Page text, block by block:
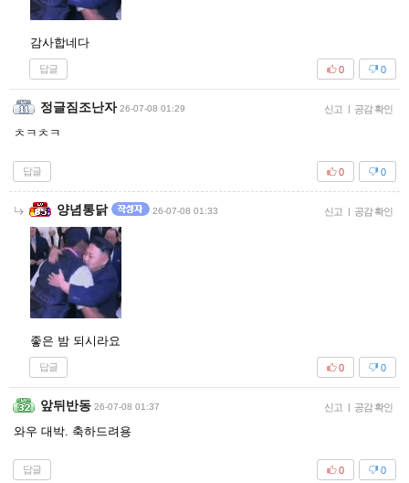
감사합네다
답글 0
0
정글짐조난자 26-07-08 01:29 신고 | 공감 확인
ㅊㅋㅊㅋ
답글 0
0
양념통닭 26-07-08 01:33 신고 | 공감 확인
좋은 밤 되시라요
답글 0
0
앞뒤반동 26-07-08 01:37 신고 | 공감 확인
와우 대박. 축하드려용
답글 0
0